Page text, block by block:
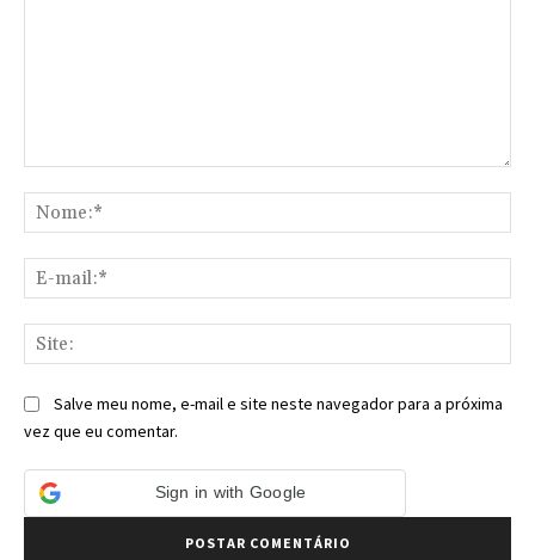
Salve meu nome, e-mail e site neste navegador para a próxima
vez que eu comentar.
Sign in with Google